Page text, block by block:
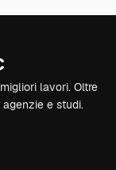
lavori. Oltre
agenzie e studi.